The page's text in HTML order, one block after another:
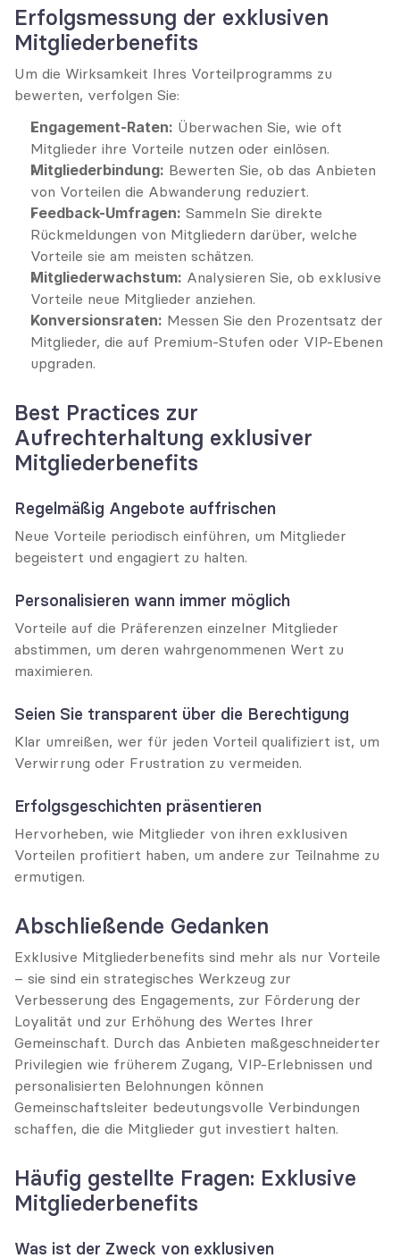
Erfolgsmessung der exklusiven
Mitgliederbenefits
Um die Wirksamkeit Ihres Vorteilprogramms zu
bewerten, verfolgen Sie:
Engagement-Raten: Überwachen Sie, wie oft
Mitglieder ihre Vorteile nutzen oder einlösen.
Mitgliederbindung: Bewerten Sie, ob das Anbieten
von Vorteilen die Abwanderung reduziert.
Feedback-Umfragen: Sammeln Sie direkte
Rückmeldungen von Mitgliedern darüber, welche
Vorteile sie am meisten schätzen.
Mitgliederwachstum: Analysieren Sie, ob exklusive
Vorteile neue Mitglieder anziehen.
Konversionsraten: Messen Sie den Prozentsatz der
Mitglieder, die auf Premium-Stufen oder VIP-Ebenen
upgraden.
Best Practices zur
Aufrechterhaltung exklusiver
Mitgliederbenefits
Regelmäßig Angebote auffrischen
Neue Vorteile periodisch einführen, um Mitglieder
begeistert und engagiert zu halten.
Personalisieren wann immer möglich
Vorteile auf die Präferenzen einzelner Mitglieder
abstimmen, um deren wahrgenommenen Wert zu
maximieren.
Seien Sie transparent über die Berechtigung
Klar umreißen, wer für jeden Vorteil qualifiziert ist, um
Verwirrung oder Frustration zu vermeiden.
Erfolgsgeschichten präsentieren
Hervorheben, wie Mitglieder von ihren exklusiven
Vorteilen profitiert haben, um andere zur Teilnahme zu
ermutigen.
Abschließende Gedanken
Exklusive Mitgliederbenefits sind mehr als nur Vorteile
– sie sind ein strategisches Werkzeug zur
Verbesserung des Engagements, zur Förderung der
Loyalität und zur Erhöhung des Wertes Ihrer
Gemeinschaft. Durch das Anbieten maßgeschneiderter
Privilegien wie früherem Zugang, VIP-Erlebnissen und
personalisierten Belohnungen können
Gemeinschaftsleiter bedeutungsvolle Verbindungen
schaffen, die die Mitglieder gut investiert halten.
Häufig gestellte Fragen: Exklusive
Mitgliederbenefits
Was ist der Zweck von exklusiven